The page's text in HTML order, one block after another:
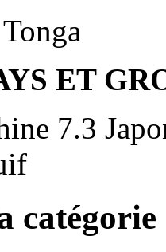
ET
7.3